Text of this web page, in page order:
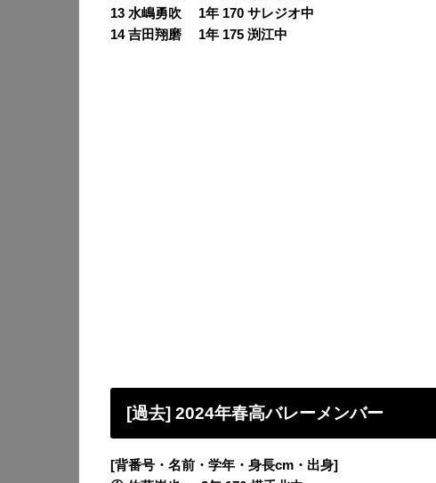
13 水嶋勇吹 1年 170 サレジオ中
14 吉田翔磨 1年 175 渕江中
[過去] 2024年春高バレーメンバー
[背番号・名前・学年・身長cm・出身]